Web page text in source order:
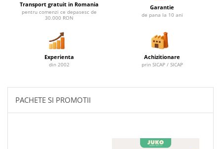
Tomberoane si Pubele de Gunoi
Magazie pubele / tomberoane
Mobilier urban DIZABILITATI
Transport gratuit in Romania
pentru comenzi ce depasesc de
30.000 RON
Garantie
de pana la 10 ani
Experienta
din 2002
Achizitionare
prin SICAP / SICAP
PACHETE SI PROMOTII